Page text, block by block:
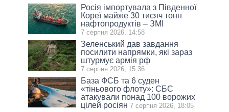
Росія імпортувала з Південної
Кореї майже 30 тисяч тонн
нафтопродуктів – ЗМІ
7 серпня 2026, 14:58
Зеленський дав завдання
посилити напрямки, які зараз
штурмує армія рф
7 серпня 2026, 15:36
База ФСБ та 6 суден
«тіньового флоту»: СБС
атакували понад 100 ворожих
цілей росіян 7 серпня 2026, 18:05